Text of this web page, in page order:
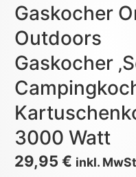
Gaskocher
Outdoors
Gaskocher
3000 Watt
29,95€ inkl.